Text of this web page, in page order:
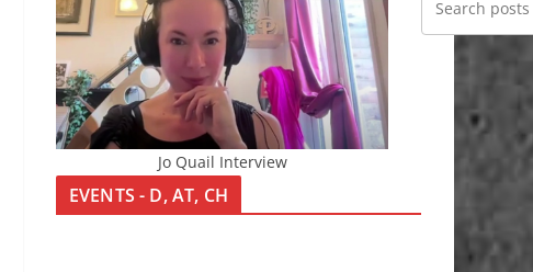
Jo Quail Interview
EVENTS - D, AT, CH